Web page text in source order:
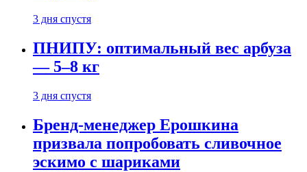
3 дня спустя
ПНИПУ: оптимальный вес арбуза
— 5–8 кг
3 дня спустя
Бренд-менеджер Ерошкина
призвала попробовать сливочное
эскимо с шариками